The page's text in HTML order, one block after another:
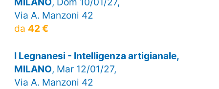
Via A. Manzoni 42
da 42 €
I Legnanesi - Intelligenza artigianale,
MILANO, Mar 12/01/27,
Via A. Manzoni 42